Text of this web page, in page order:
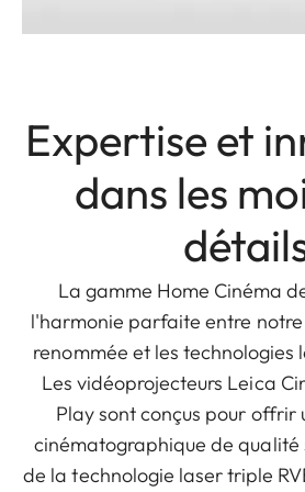
Expertise et
dans les
La gamme Home Cinéma
l'harmonie parfaite entre
renommée et les technologies
Les vidéoprojecteurs Leica
Play sont conçus pour offrir
cinématographique de qualité
de la technologie laser triple